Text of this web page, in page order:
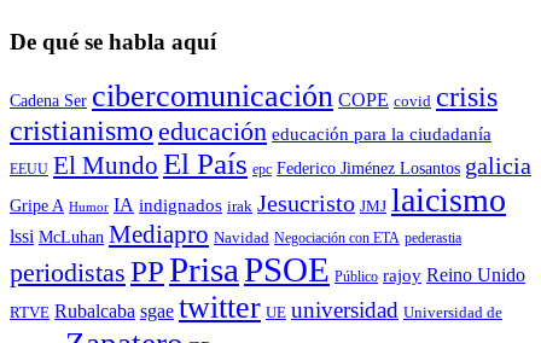
De qué se habla aquí
Cadena Ser cibercomunicación COPE covid crisis
cristianismo educación educación para la ciudadaní­a
EEUU El Mundo El País epc Federico Jiménez Losantos galicia
Gripe A Humor IA indignados irak Jesucristo JMJ laicismo
lssi McLuhan Mediapro Navidad Negociación con ETA pederastia
periodistas PPPrisaPSOE Público rajoy Reino Unido
RTVE Rubalcaba sgae twitter UE universidad Universidad de